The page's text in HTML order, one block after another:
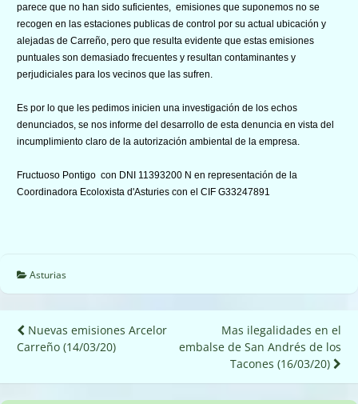
parece que no han sido suficientes, emisiones que suponemos no se
recogen en las estaciones publicas de control por su actual ubicación y
alejadas de Carreño, pero que resulta evidente que estas emisiones
puntuales son demasiado frecuentes y resultan contaminantes y
perjudiciales para los vecinos que las sufren.
Es por lo que les pedimos inicien una investigación de los echos
denunciados, se nos informe del desarrollo de esta denuncia en vista del
incumplimiento claro de la autorización ambiental de la empresa.
Fructuoso Pontigo con DNI 11393200 N en representación de la
Coordinadora Ecoloxista d'Asturies con el CIF G33247891
Asturias
Navegación
de
entradas
Nuevas emisiones Arcelor
Carreño (14/03/20)
Mas ilegalidades en el
embalse de San Andrés de los
Tacones (16/03/20)